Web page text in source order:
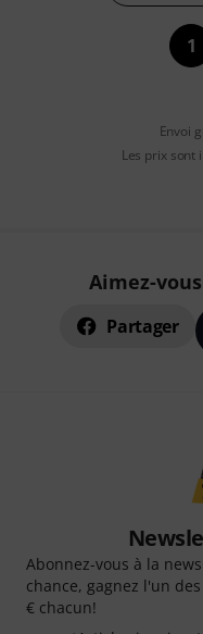
1
Envoi
Les prix sont
Aimez-
Partager
Abonnez-vous à la
chance, gagnez l'un
€ chacun!